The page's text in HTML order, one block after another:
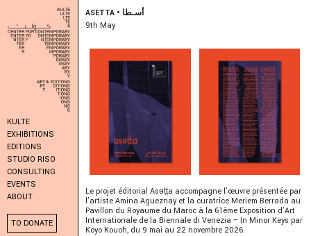
KULTE
EXHIBITIONS
EDITIONS
STUDIO RISO
CONSULTING
EVENTS
ABOUT
TO DONATE
ASETTA • أسـطا
9Th May
Le projet éditorial Asɘṭṭa accompagne l’œuvre présentée par
l’artiste Amina Agueznay et la curatrice Meriem Berrada au
Pavillon du Royaume du Maroc à la 61ème Exposition d’Art
Internationale de la Biennale di Venezia – In Minor Keys par
Koyo Kouoh, du 9 mai au 22 novembre 2026.